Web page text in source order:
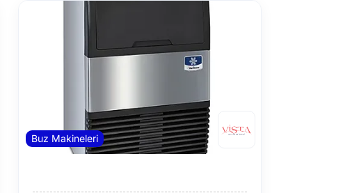
Buz Makineleri